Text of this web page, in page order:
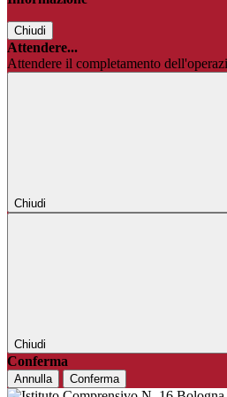
Chiudi
Attendere...
Attendere il completamento
Chiudi
Chiudi
Conferma
Annulla Conferma